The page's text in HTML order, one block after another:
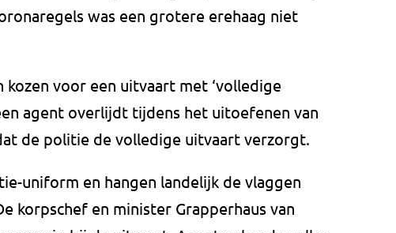
was een grotere erehaag niet
kozen voor een uitvaart met ‘volledige
agent overlijdt tijdens het uitoefenen van
de politie de volledige uitvaart verzorgt.
uniform en hangen landelijk de vlaggen
korpschef en minister Grapperhaus van